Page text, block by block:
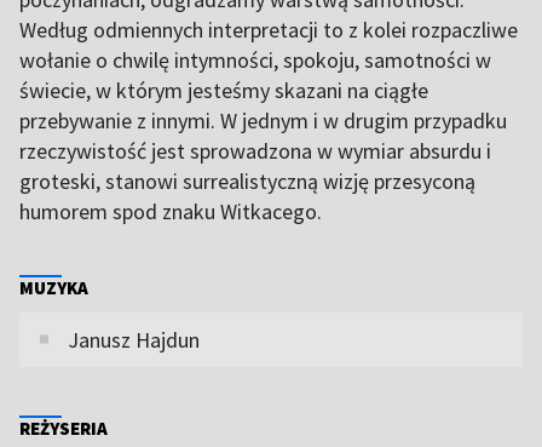
Według odmiennych interpretacji to z kolei rozpaczliwe
wołanie o chwilę intymności, spokoju, samotności w
świecie, w którym jesteśmy skazani na ciągłe
przebywanie z innymi. W jednym i w drugim przypadku
rzeczywistość jest sprowadzona w wymiar absurdu i
groteski, stanowi surrealistyczną wizję przesyconą
humorem spod znaku Witkacego.
MUZYKA
Janusz Hajdun
REŻYSERIA